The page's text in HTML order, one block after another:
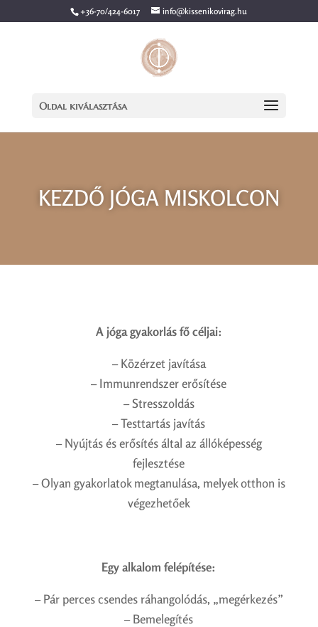
+36-70/424-6017 info@kissenikovirag.hu
Oldal kiválasztása
KEZDŐ JÓGA MISKOLCON
A jóga gyakorlás fő céljai:
– Közérzet javítása
– Immunrendszer erősítése
– Stresszoldás
– Testtartás javítás
– Nyújtás és erősítés által az állóképesség
fejlesztése
– Olyan gyakorlatok megtanulása, melyek otthon is
végezhetőek
Egy alkalom felépítése:
– Pár perces csendes ráhangolódás, „megérkezés”
– Bemelegítés